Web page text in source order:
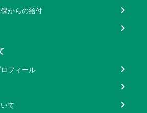
からの給付
フィール
て